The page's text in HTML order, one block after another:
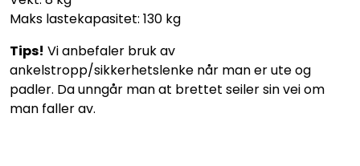
Maks lastekapasitet: 130 kg
Tips! Vi anbefaler bruk av
ankelstropp/sikkerhetslenke når man er ute og
padler. Da unngår man at brettet seiler sin vei om
man faller av.